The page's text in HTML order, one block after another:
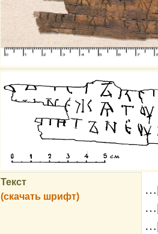
Текст
(скачать шрифт)